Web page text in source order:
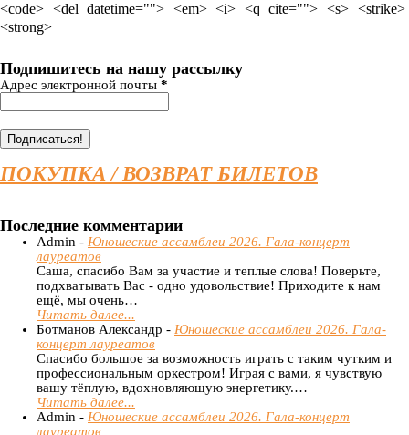
<code> <del datetime=""> <em> <i> <q cite=""> <s> <strike>
<strong>
Подпишитесь на нашу рассылку
Адрес электронной почты *
ПОКУПКА / ВОЗВРАТ БИЛЕТОВ
Последние комментарии
Admin - Юношеские ассамблеи 2026. Гала-концерт
лауреатов
Саша, спасибо Вам за участие и теплые слова! Поверьте,
подхватывать Вас - одно удовольствие! Приходите к нам
ещё, мы очень…
Читать далее...
Ботманов Александр - Юношеские ассамблеи 2026. Гала-
концерт лауреатов
Спасибо большое за возможность играть с таким чутким и
профессиональным оркестром! Играя с вами, я чувствую
вашу тёплую, вдохновляющую энергетику.…
Читать далее...
Admin - Юношеские ассамблеи 2026. Гала-концерт
лауреатов